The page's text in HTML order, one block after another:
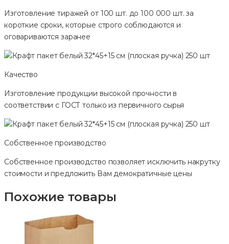
Изготовление тиражей от 100 шт. до 100 000 шт. за
короткие сроки, которые строго соблюдаются и
оговариваются заранее
Качество
Изготовление продукции высокой прочности в
соответствии с ГОСТ только из первичного сырья
Собственное производство
Собственное производство позволяет исключить накрутку
стоимости и предложить Вам демократичные цены
Похожие товары